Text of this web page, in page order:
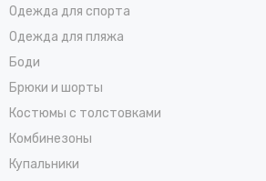
Одежда для спорта
Одежда для пляжа
Боди
Брюки и шорты
Костюмы с толстовками
Комбинезоны
Купальники